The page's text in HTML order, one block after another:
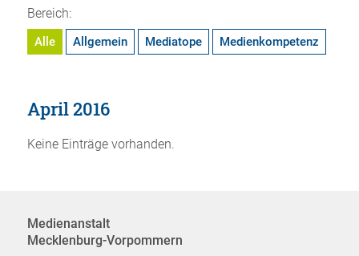
Bereich:
Alle Allgemein Mediatope Medienkompetenz
April 2016
Keine Einträge vorhanden.
Medienanstalt
Mecklenburg-Vorpommern